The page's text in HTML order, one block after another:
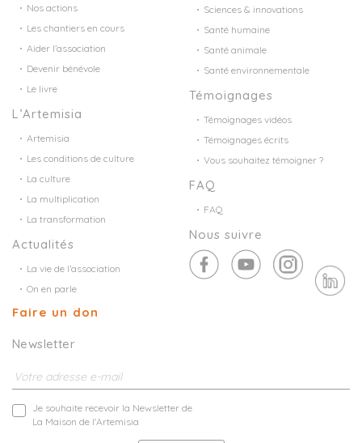
Nos actions
Les chantiers en cours
Aider l’association
Devenir bénévole
Le livre
L’Artemisia
Artemisia
Les conditions de culture
La culture
La multiplication
La transformation
Actualités
La vie de l’association
On en parle
Faire un don
Sciences & innovations
Santé humaine
Santé animale
Santé environnementale
Témoignages
Témoignages vidéos
Témoignages écrits
Vous souhaitez témoigner ?
FAQ
FAQ
Nous suivre
Newsletter
Je souhaite recevoir la Newsletter de
La Maison de l'Artemisia